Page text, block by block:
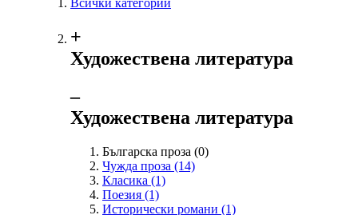
+
Художествена литература
‒
Художествена литература
Българска проза (0)
Чужда проза (14)
Класика (1)
Поезия (1)
Исторически романи (1)